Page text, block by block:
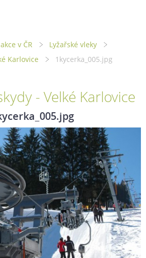
v ČR
Lyžařské vleky
Karlovice
1kycerka_005.jpg
- Velké Karlovice